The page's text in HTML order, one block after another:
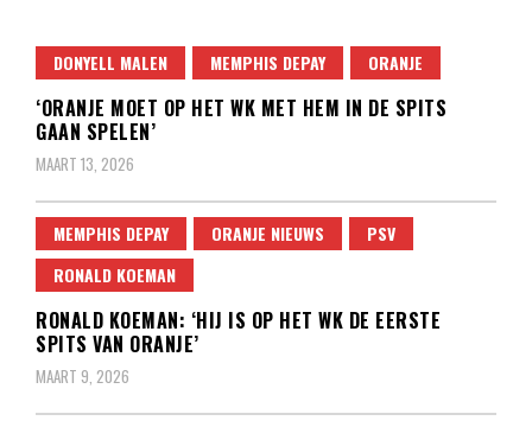
DONYELL MALEN MEMPHIS DEPAY ORANJE
‘ORANJE MOET OP HET WK MET HEM IN DE SPITS
GAAN SPELEN’
MAART 13, 2026
MEMPHIS DEPAY ORANJE NIEUWS
PSV
RONALD KOEMAN
RONALD KOEMAN: ‘HIJ IS OP HET WK DE EERSTE
SPITS VAN ORANJE’
MAART 9, 2026